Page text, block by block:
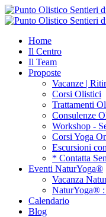
Home
Il Centro
Il Team
Proposte
Vacanze |
Corsi Olistici
Trattamenti
Consulenze
Workshop -
Corsi Yoga
Escursioni
* Contatta
Eventi NaturYoga®
Vacanza
NaturYoga® :
Calendario
Blog